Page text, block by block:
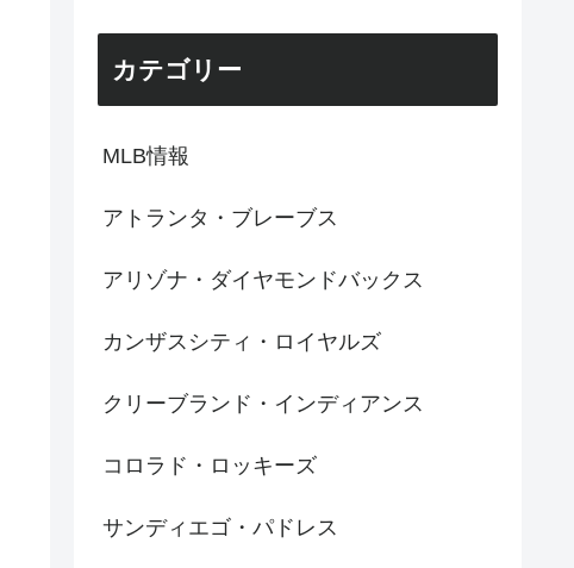
カテゴリー
MLB情報
アトランタ・ブレーブス
アリゾナ・ダイヤモンドバックス
カンザスシティ・ロイヤルズ
クリーブランド・インディアンス
コロラド・ロッキーズ
サンディエゴ・パドレス